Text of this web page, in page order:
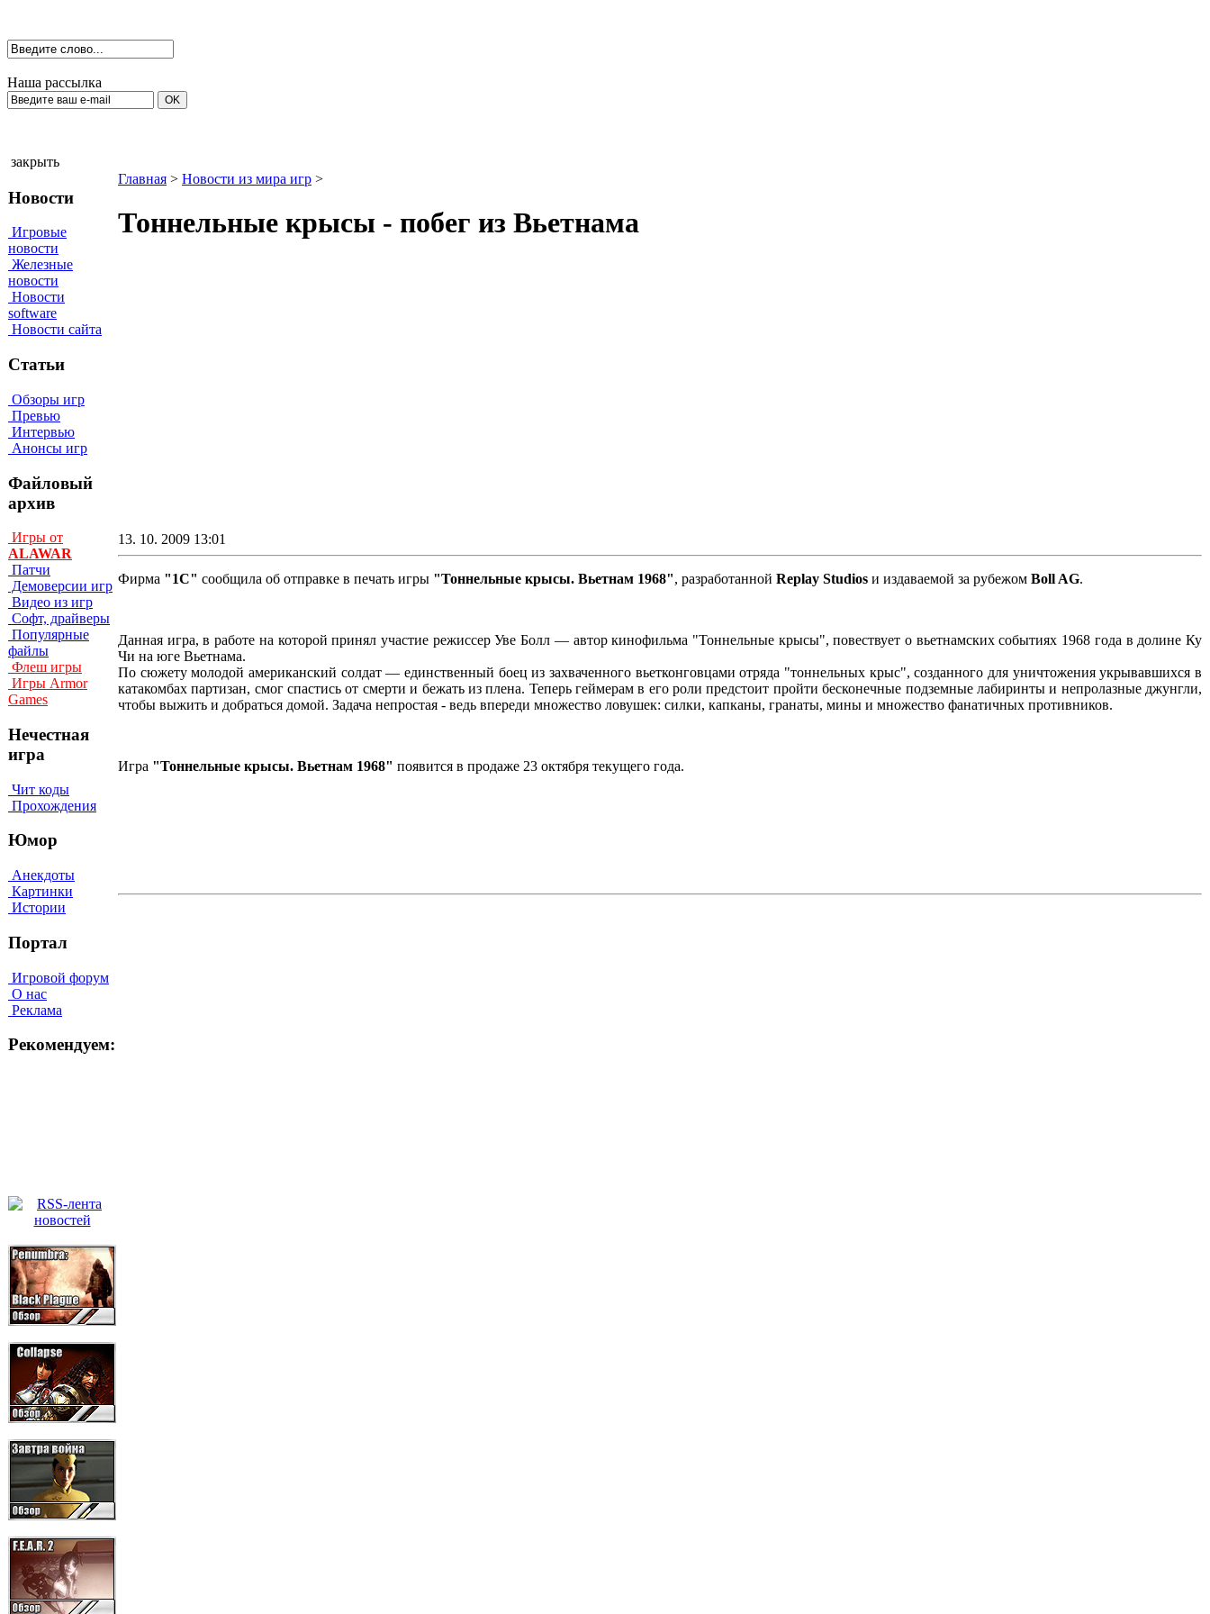
Наша рассылка
закрыть
Новости
Игровые
новости
Железные
новости
Новости
software
Новости сайта
Статьи
Обзоры игр
Превью
Интервью
Анонсы игр
Файловый
архив
Игры от
ALAWAR
Патчи
Демоверсии игр
Видео из игр
Софт, драйверы
Популярные
файлы
Флеш игры
Игры Armor
Games
Нечестная
игра
Чит коды
Прохождения
Юмор
Анекдоты
Картинки
Истории
Портал
Игровой форум
О нас
Реклама
Рекомендуем:
Главная > Новости из мира игр >
Тоннельные крысы - побег из Вьетнама
13. 10. 2009 13:01
Фирма "1С" сообщила об отправке в печать игры "Тоннельные крысы. Вьетнам 1968", разработанной Replay Studios и издаваемой за рубежом Boll AG.
Данная игра, в работе на которой принял участие режиссер Уве Болл — автор кинофильма "Тоннельные крысы", повествует о вьетнамских событиях 1968 года в долине Ку
Чи на юге Вьетнама.
По сюжету молодой американский солдат — единственный боец из захваченного вьетконговцами отряда "тоннельных крыс", созданного для уничтожения укрывавшихся в
катакомбах партизан, смог спастись от смерти и бежать из плена. Теперь геймерам в его роли предстоит пройти бесконечные подземные лабиринты и непролазные джунгли,
чтобы выжить и добраться домой. Задача непростая - ведь впереди множество ловушек: силки, капканы, гранаты, мины и множество фанатичных противников.
Игра "Тоннельные крысы. Вьетнам 1968" появится в продаже 23 октября текущего года.